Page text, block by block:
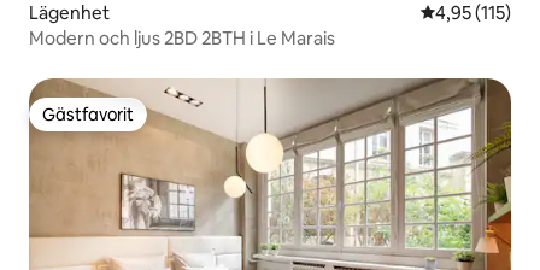
Lägenhet 4,95 av 5 i
4,95 (115)
Modern och ljus 2BD 2BTH i Le Marais
Gästfavorit
Gästfavorit